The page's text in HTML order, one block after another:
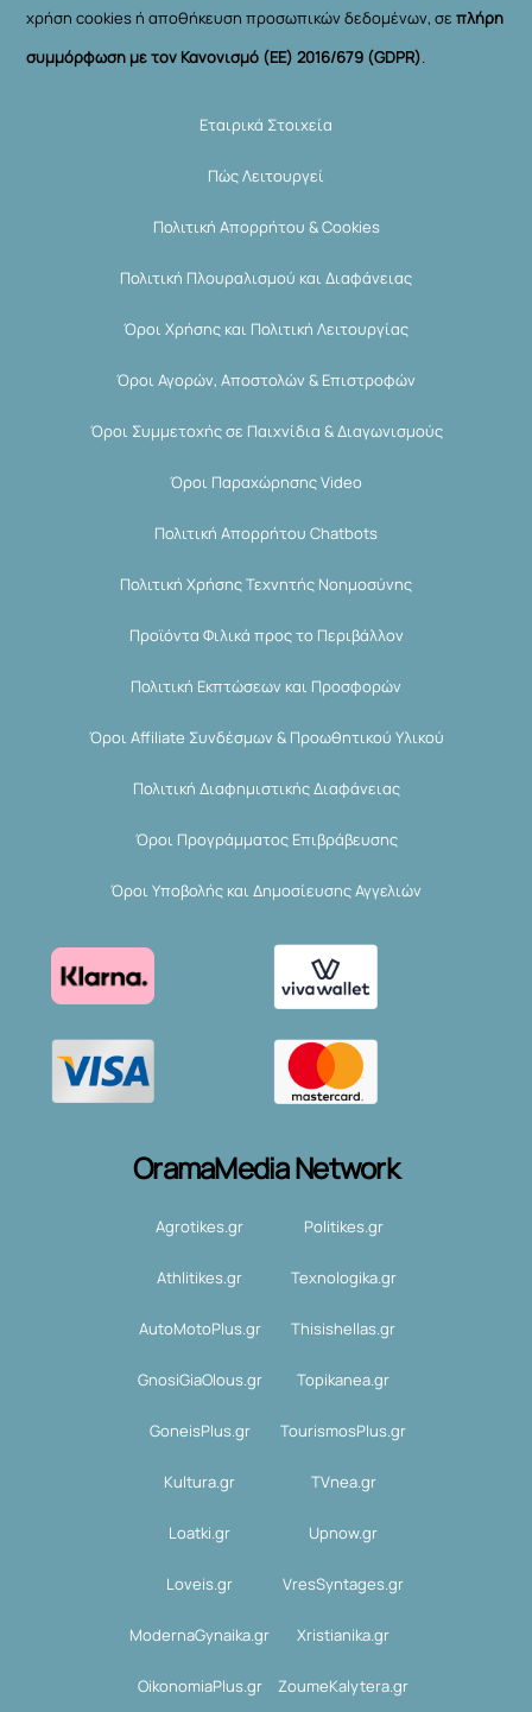
χρήση cookies ή αποθήκευση προσωπικών δεδομένων, σεπλήρη
συμμόρφωση με τον Κανονισμό (ΕΕ) 2016/679 (GDPR).
Εταιρικά Στοιχεία
Πώς Λειτουργεί
Πολιτική Απορρήτου & Cookies
Πολιτική Πλουραλισμού και Διαφάνειας
Όροι Χρήσης και Πολιτική Λειτουργίας
Όροι Αγορών, Αποστολών & Επιστροφών
Όροι Συμμετοχής σε Παιχνίδια & Διαγωνισμούς
Όροι Παραχώρησης Video
Πολιτική Απορρήτου Chatbots
Πολιτική Χρήσης Τεχνητής Νοημοσύνης
Προϊόντα Φιλικά προς το Περιβάλλον
Πολιτική Εκπτώσεων και Προσφορών
Όροι Affiliate Συνδέσμων & Προωθητικού Υλικού
Πολιτική Διαφημιστικής Διαφάνειας
Όροι Προγράμματος Επιβράβευσης
Όροι Υποβολής και Δημοσίευσης Αγγελιών
OramaMedia Network
Agrotikes.gr Politikes.gr
Athlitikes.gr Texnologika.gr
AutoMotoPlus.gr Thisishellas.gr
GnosiGiaOlous.gr Topikanea.gr
GoneisPlus.gr TourismosPlus.gr
Kultura.gr TVnea.gr
Loatki.gr Upnow.gr
Loveis.gr VresSyntages.gr
ModernaGynaika.gr Xristianika.gr
OikonomiaPlus.gr ZoumeKalytera.gr